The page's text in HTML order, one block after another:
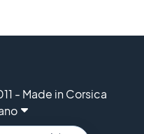
- Made in Corsica